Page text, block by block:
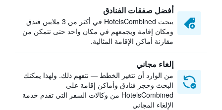
أفضل صفقات الفنادق
يبحث HotelsCombined في أكثر من 3 ملايين فندق
ومكان إقامة ويجمعهم في مكان واحد حتى تتمكن من
مقارنة أماكن الإقامة المثالية.
إلغاء مجاني
من الوارد أن تتغير الخطط — نتفهم ذلك. ولهذا يمكنك
البحث وحجز فنادق وأماكن إقامة على
HotelsCombined من وكالات السفر التي تقدم خدمة
الإلغاء المجاني